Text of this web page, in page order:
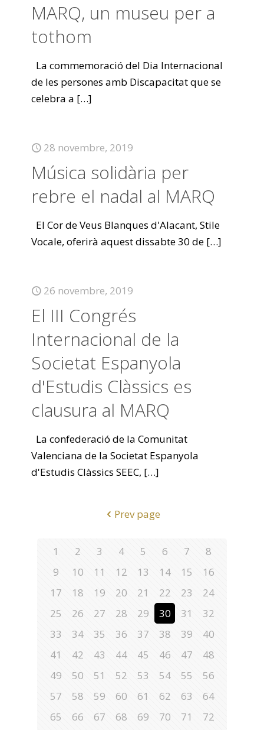
MARQ, un museu per a
tothom
La commemoració del Dia Internacional
de les persones amb Discapacitat que se
celebra a […]
28 novembre, 2019
Música solidària per
rebre el nadal al MARQ
El Cor de Veus Blanques d'Alacant, Stile
Vocale, oferirà aquest dissabte 30 de […]
26 novembre, 2019
El III Congrés
Internacional de la
Societat Espanyola
d'Estudis Clàssics es
clausura al MARQ
La confederació de la Comunitat
Valenciana de la Societat Espanyola
d'Estudis Clàssics SEEC, […]
Prev page
1 2 3 4 5 6 7
8
9
10 11 12 13 14 15
16
17
18 19 20 21 22 23
24
25
26 27 28 29 30 31
32
33
34 35 36 37 38 39
40
41
42 43 44 45 46 47
48
49
50 51 52 53 54 55
56
57
58 59 60 61 62 63
64
65
66 67 68 69 70 71
72